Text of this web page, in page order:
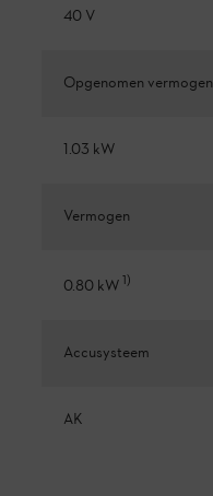
40 V
Opgenomen vermogen
1.03 kW
Vermogen
0.80 kW1)
Accusysteem
AK